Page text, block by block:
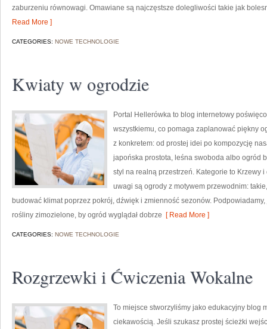
zaburzeniu równowagi. Omawiane są najczęstsze dolegliwości takie jak
Read More ]
CATEGORIES: NOWE TECHNOLOGIE
Kwiaty w ogrodzie
Portal Hellerówka to blog internetowy
wszystkiemu, co pomaga zaplanować piękny
z konkretem: od prostej idei po kompozycję
japońska prostota, leśna swoboda albo ogród
styl na realną przestrzeń. Kategorie to Krzewy
uwagi są ogrody z motywem przewodnim:
budować klimat poprzez pokrój, dźwięk i zmienność sezonów.
rośliny zimozielone, by ogród wyglądał dobrze [ Read More ]
CATEGORIES: NOWE TECHNOLOGIE
Rozgrzewki i Ćwiczenia Wokalne
To miejsce stworzyliśmy jako edukacyjny blog
ciekawością. Jeśli szukasz prostej ścieżki